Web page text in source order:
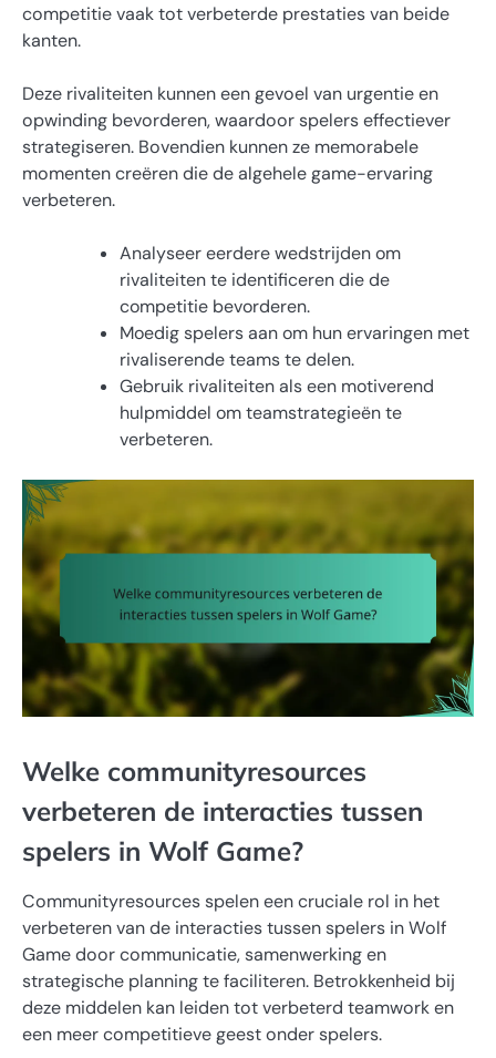
competitie vaak tot verbeterde prestaties van beide
kanten.
Deze rivaliteiten kunnen een gevoel van urgentie en
opwinding bevorderen, waardoor spelers effectiever
strategiseren. Bovendien kunnen ze memorabele
momenten creëren die de algehele game-ervaring
verbeteren.
Analyseer eerdere wedstrijden om
rivaliteiten te identificeren die de
competitie bevorderen.
Moedig spelers aan om hun ervaringen met
rivaliserende teams te delen.
Gebruik rivaliteiten als een motiverend
hulpmiddel om teamstrategieën te
verbeteren.
Welke communityresources
verbeteren de interacties tussen
spelers in Wolf Game?
Communityresources spelen een cruciale rol in het
verbeteren van de interacties tussen spelers in Wolf
Game door communicatie, samenwerking en
strategische planning te faciliteren. Betrokkenheid bij
deze middelen kan leiden tot verbeterd teamwork en
een meer competitieve geest onder spelers.